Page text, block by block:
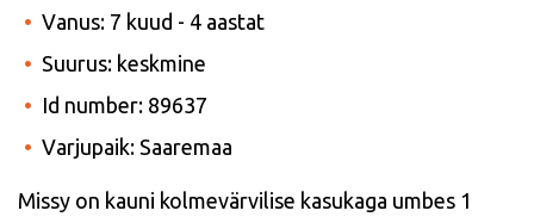
Vanus: 7 kuud - 4 aastat
Suurus: keskmine
Id number: 89637
Varjupaik: Saaremaa
Missy on kauni kolmevärvilise kasukaga umbes 1